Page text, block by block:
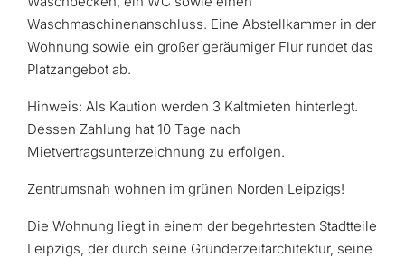
Waschmaschinenanschluss. Eine Abstellkammer in der
Wohnung sowie ein großer geräumiger Flur rundet das
Platzangebot ab.
Hinweis: Als Kaution werden 3 Kaltmieten hinterlegt.
Dessen Zahlung hat 10 Tage nach
Mietvertragsunterzeichnung zu erfolgen.
Zentrumsnah wohnen im grünen Norden Leipzigs!
Die Wohnung liegt in einem der begehrtesten Stadtteile
Leipzigs, der durch seine Gründerzeitarchitektur, seine